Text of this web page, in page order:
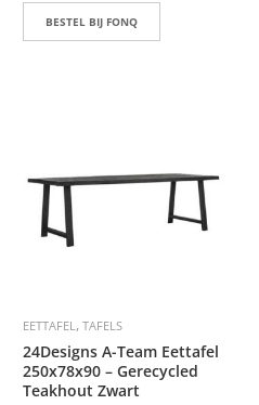
BESTEL BIJ FONQ
EETTAFEL, TAFELS
24Designs A-Team Eettafel
250x78x90 – Gerecycled
Teakhout Zwart